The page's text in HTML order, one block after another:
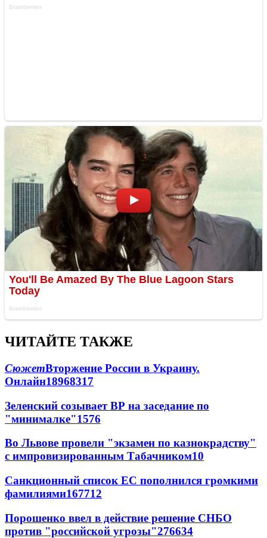
ЧИТАЙТЕ ТАКЖЕ
СюжетВторжение России в Украину.
Онлайн18968317
Зеленский созывает ВР на заседание по
"минималке"1576
Во Львове провели "экзамен по казнокрадству"
с импровизированным Табачником10
Санкционный список ЕС пополнился громкими
фамилиями167712
Порошенко ввел в действие решение СНБО
против "российской угрозы"276634